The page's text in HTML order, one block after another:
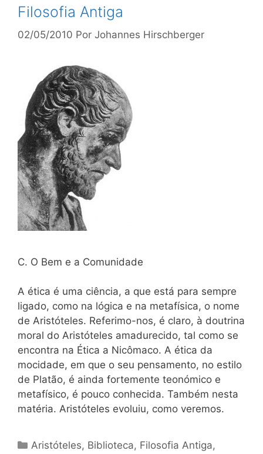
Filosofia Antiga
02/05/2010 Por Johannes Hirschberger
C. O Bem e a Comunidade
A ética é uma ciência, a que está para sempre
ligado, como na lógica e na metafísica, o nome
de Aristóteles. Referimo-nos, é claro, à doutrina
moral do Aristóteles amadurecido, tal como se
encontra na Ética a Nicômaco. A ética da
mocidade, em que o seu pensamento, no estilo
de Platão, é ainda fortemente teonómico e
metafísico, é pouco conhecida. Também nesta
matéria. Aristóteles evoluiu, como veremos.
Categorias
Aristóteles, Biblioteca, Filosofia Antiga,